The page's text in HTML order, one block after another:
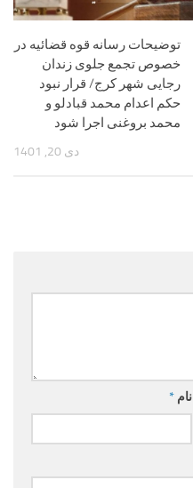
توضیحات رسانه قوه قضائیه در
خصوص تجمع جلوی زندان
رجایی شهر کرج/ قرار نبود
حکم اعدام محمد قبادلو و
محمد بروغنی اجرا شود
دی 20, 1401
نام *